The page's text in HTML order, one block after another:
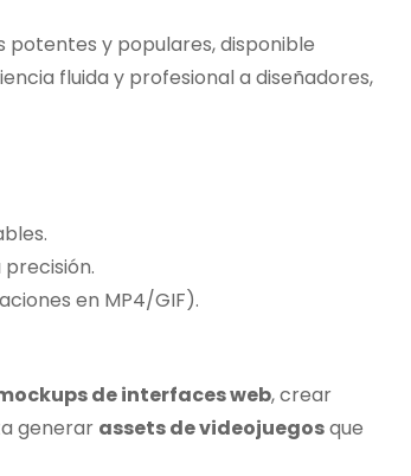
potentes y populares, disponible
fluida y profesional a diseñadores,
en MP4/GIF).
de interfaces web, crear
generar assets de videojuegosque